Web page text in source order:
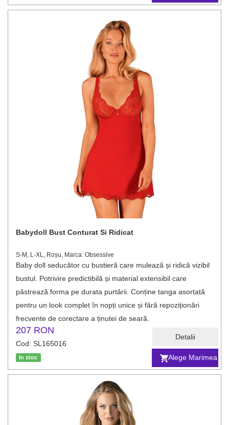
Alege Marimea
Detalii
Babydoll Bust Conturat Si Ridicat
S-M, L-XL, Roșu, Marca: Obsessive
Baby doll seducător cu bustieră care mulează și ridică vizibil
bustul. Potrivire predictibilă și material extensibil care
păstrează forma pe durata purtării. Conține tanga asortată
pentru un look complet în nopți unice și fără repoziționări
frecvente de corectare a ținutei de seară.
207 RON
Cod: SL165016
In stoc